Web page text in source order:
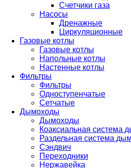
Счетчики газа
Насосы
Дренажные
Циркуляционные
Газовые котлы
Газовые котлы
Напольные котлы
Настенные котлы
Фильтры
Фильтры
Одноступенчатые
Сетчатые
Дымоходы
Дымоходы
Коаксиальная система
Раздельная система
Сэндвич
Переходники
Нержавейка